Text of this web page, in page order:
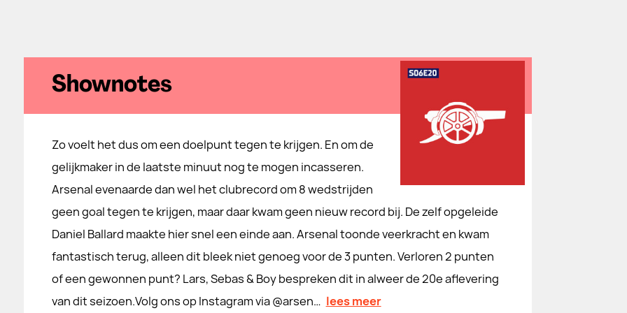
Shownotes
Zo voelt het dus om een doelpunt tegen te krijgen. En om de
gelijkmaker in de laatste minuut nog te mogen incasseren.
Arsenal evenaarde dan wel het clubrecord om 8 wedstrijden
geen goal tegen te krijgen, maar daar kwam geen nieuw record bij. De zelf opgeleide
Daniel Ballard maakte hier snel een einde aan. Arsenal toonde veerkracht en kwam
fantastisch terug, alleen dit bleek niet genoeg voor de 3 punten. Verloren 2 punten
of een gewonnen punt? Lars, Sebas & Boy bespreken dit in alweer de 20e aflevering
van dit seizoen.Volg ons op Instagram via ⁠@arsen… lees meer